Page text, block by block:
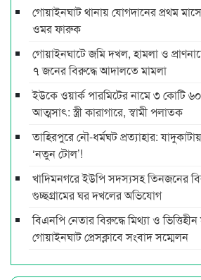
গোয়াইনঘাট থানায় যোগদানের প্রথম
ওমর ফারুক
গোয়াইনঘাটে জমি দখল, হামলা ও
৭ জনের বিরুদ্ধে আদালতে মামলা
ইউকে ওয়ার্ক পারমিটের নামে ৩ কোটি
আত্মসাৎ: স্ত্রী কারাগারে, স্বামী পলাতক
তাহিরপুরে নৌ-ধর্মঘট প্রত্যাহার:
‘নতুন টোল’!
খাদিমনগরে ইউপি সদস্যসহ তিনজনের
গুচ্ছগ্রামের ঘর দখলের অভিযোগ
বিএনপি নেতার বিরুদ্ধে মিথ্যা ও
গোয়াইনঘাট প্রেসক্লাবে সংবাদ সম্মেলন